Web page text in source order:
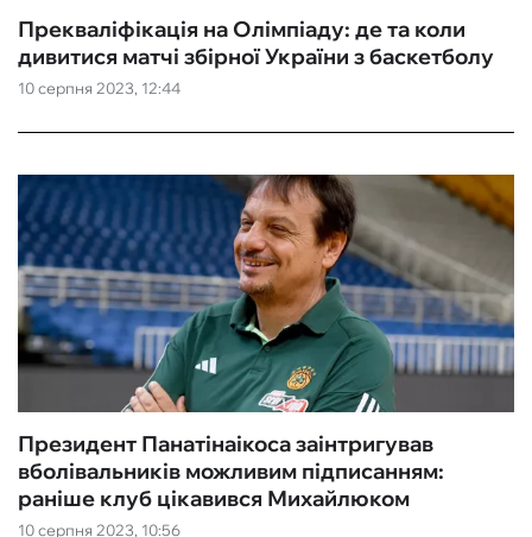
10 серпня 2023, 12:44
Прекваліфікація на Олімпіаду: де та коли
дивитися матчі збірної України з баскетболу
10 серпня 2023, 10:56
Президент Панатінаікоса заінтригував
вболівальників можливим підписанням:
раніше клуб цікавився Михайлюком